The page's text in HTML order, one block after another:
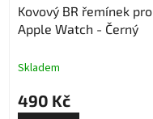
Kovový BR řemínek pro
Apple Watch - Černý
Skladem
490 Kč